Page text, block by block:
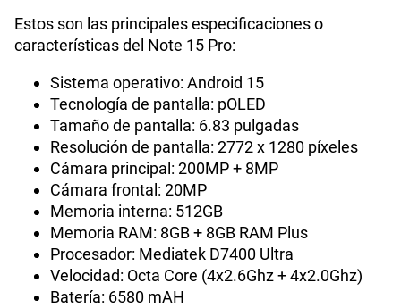
Estos son las principales especificaciones o
características del Note 15 Pro:
Sistema operativo: Android 15
Tecnología de pantalla: pOLED
Tamaño de pantalla: 6.83 pulgadas
Resolución de pantalla: 2772 x 1280 píxeles
Cámara principal: 200MP + 8MP
Cámara frontal: 20MP
Memoria interna: 512GB
Memoria RAM: 8GB + 8GB RAM Plus
Procesador: Mediatek D7400 Ultra
Velocidad: Octa Core (4x2.6Ghz + 4x2.0Ghz)
Batería: 6580 mAH